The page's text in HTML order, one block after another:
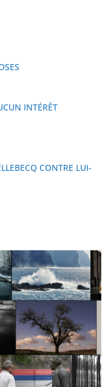
INTÉRÊT
CONTRE LUI-